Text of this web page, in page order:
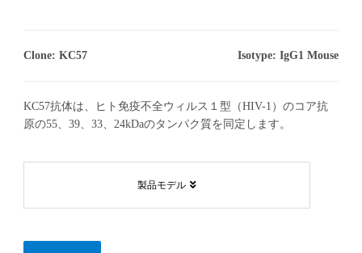
Clone: KC57 Isotype: IgG1 Mouse
KC57抗体は、ヒト免疫不全ウィルス１型（HIV-1）のコア抗
原の55、39、33、24kDaのタンパク質を同定します。
製品モデル